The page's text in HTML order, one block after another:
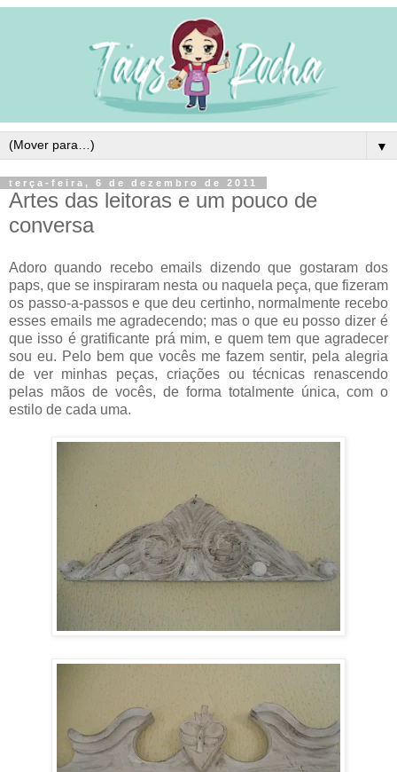
▼
terça-feira, 6 de dezembro de 2011
Artes das leitoras e um pouco de
conversa
Adoro quando recebo emails dizendo que gostaram dos
paps, que se inspiraram nesta ou naquela peça, que fizeram
os passo-a-passos e que deu certinho, normalmente recebo
esses emails me agradecendo; mas o que eu posso dizer é
que isso é gratificante prá mim, e quem tem que agradecer
sou eu. Pelo bem que vocês me fazem sentir, pela alegria
de ver minhas peças, criações ou técnicas renascendo
pelas mãos de vocês, de forma totalmente única, com o
estilo de cada uma.